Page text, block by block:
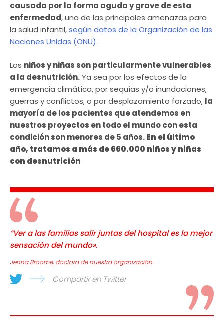
causada por la forma aguda y grave de esta
enfermedad, una de las principales amenazas para
la salud infantil,según datos de la Organización de las
Naciones Unidas (ONU).
Los niños y niñas son particularmente vulnerables
a la desnutrición.Ya sea por los efectos de la
emergencia climática, por sequías y/o inundaciones,
guerras y conflictos, o por desplazamiento forzado, la
mayoría de los pacientes que atendemos en
nuestros proyectos en todo el mundo con esta
condición son menores de 5 años.En el último
año, tratamos a más de 660.000 niños y niñas
con desnutrición
“Ver a las familias salir juntas del hospital es la mejor
sensación del mundo».
Jenna Broome, doctora de nuestra organización
Compartir en Twitter